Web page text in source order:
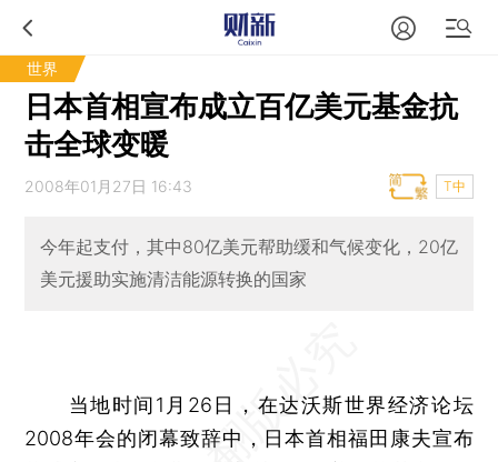
世界
日本首相宣布成立百亿美元基金抗
击全球变暖
2008年01月27日 16:43 T中
今年起支付，其中80亿美元帮助缓和气候变化，20亿
美元援助实施清洁能源转换的国家
当地时间1月26日，在达沃斯世界经济论坛
2008年会的闭幕致辞中，日本首相福田康夫宣布